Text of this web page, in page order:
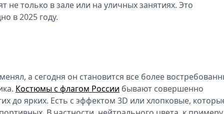
только в зале или на уличных занятиях. Это
в 2025 году.
а сегодня он становится все более
Костюмы с флагом России бывают совершенно
до ярких. Есть с эффектом 3D или хлопковые,